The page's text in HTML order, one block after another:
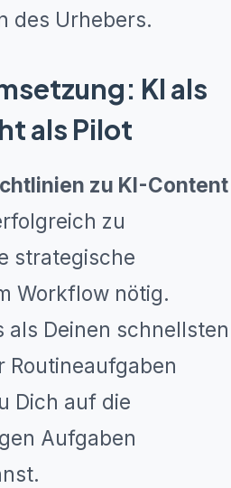
des Urhebers.
KI als
als Pilot
zu KI-Content
zu
strategische
Workflow nötig.
als Deinen schnellsten
Routineaufgaben
Dich auf die
Aufgaben